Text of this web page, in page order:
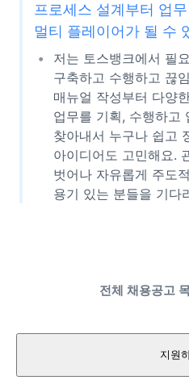
프로세스 설계부터 업
멀티 플레이어가 될 수
저는 토스뱅크에서 필
구축하고 수행하고 끊
매뉴얼 작성부터 다양
업무를 기획, 수행하고
찾아내서 누구나 쉽고
아이디어도 고민해요.
벗어나 자유롭게 주도
용기 있는 분들을 기다
전체 채용공고
지원